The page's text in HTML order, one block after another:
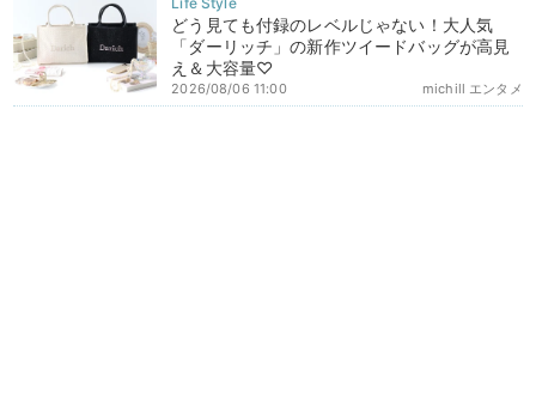
どう見ても付録のレベルじゃない！大人気
「ダーリッチ」の新作ツイードバッグが高見
え＆大容量♡
michill エンタメ
2026/08/06 11:00